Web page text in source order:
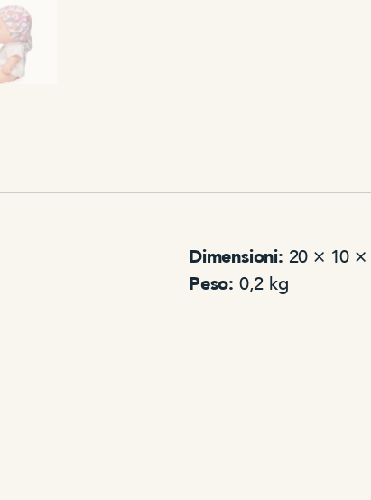
Dimensioni: 20 × 10 ×
Peso: 0,2 kg